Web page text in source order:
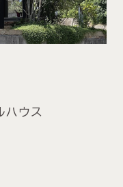
ハウス